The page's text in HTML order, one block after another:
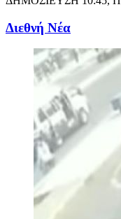
Διεθνή Νέα